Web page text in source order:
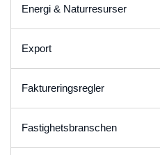
Energi & Naturresurser
Export
Faktureringsregler
Fastighetsbranschen